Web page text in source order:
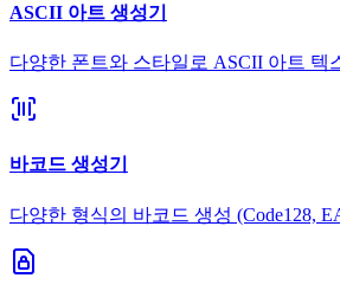
ASCII 아트 생성기
다양한 폰트와 스타일로 ASCII 아트 텍
바코드 생성기
다양한 형식의 바코드 생성 (Code128,